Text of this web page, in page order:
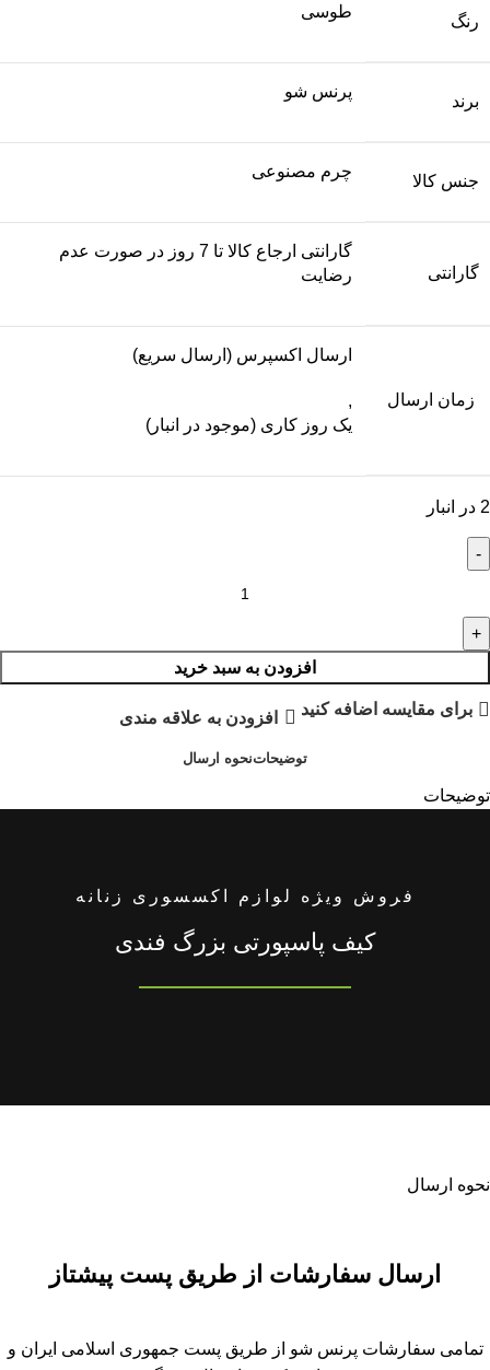
رنگ
طوسی
برند
پرنس شو
جنس کالا
چرم مصنوعی
گارانتی
گارانتی ارجاع کالا تا 7 روز در صورت عدم
رضایت
زمان ارسال
ارسال اکسپرس (ارسال سریع)
,
یک روز کاری (موجود در انبار)
2 در انبار
افزودن به سبد خرید
برای مقایسه اضافه کنید افزودن به علاقه مندی
توضیحاتنحوه ارسال
توضیحات
فروش ویژه لوازم اکسسوری زنانه
کیف پاسپورتی بزرگ فندی
نحوه ارسال
ارسال سفارشات از طریق پست پیشتاز
تمامی سفارشات پرنس شو از طریق پست جمهوری اسلامی ایران و